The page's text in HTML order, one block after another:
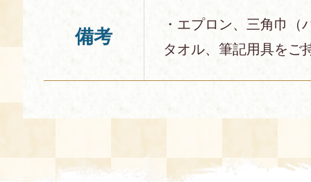
備考
・エプロン、三角巾（
タオル、筆記用具をご